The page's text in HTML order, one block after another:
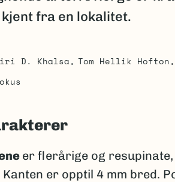
fra en lokalitet.
D. Khalsa Tom Hellik Hofton
er flerårige og resupinate,
Kanten er opptil 4 mm bred.